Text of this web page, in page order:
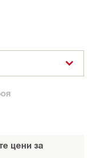
цени за